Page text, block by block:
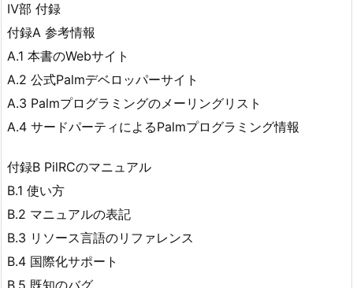
Ⅳ部 付録
付録A 参考情報
A.1 本書のWebサイト
A.2 公式Palmデベロッパーサイト
A.3 Palmプログラミングのメーリングリスト
A.4 サードパーティによるPalmプログラミング情報
付録B PilRCのマニュアル
B.1 使い方
B.2 マニュアルの表記
B.3 リソース言語のリファレンス
B.4 国際化サポート